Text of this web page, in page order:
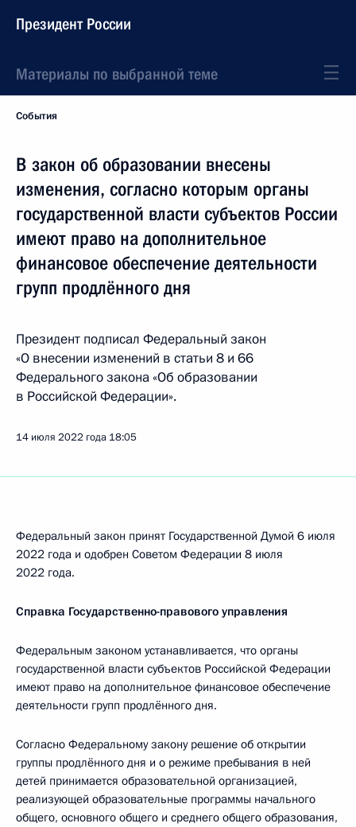
Президент России
Материалы по выбранной теме
События
В закон об образовании внесены
изменения, согласно которым органы
государственной власти субъектов России
имеют право на дополнительное
финансовое обеспечение деятельности
групп продлённого дня
Президент подписал Федеральный закон
«О внесении изменений в статьи 8 и 66
Федерального закона «Об образовании
в Российской Федерации».
14 июля 2022 года 18:05
Федеральный закон принят Государственной Думой 6 июля
2022 года и одобрен Советом Федерации 8 июля
2022 года.
Справка Государственно-правового управления
Федеральным законом устанавливается, что органы
государственной власти субъектов Российской Федерации
имеют право на дополнительное финансовое обеспечение
деятельности групп продлённого дня.
Согласно Федеральному закону решение об открытии
группы продлённого дня и о режиме пребывания в ней
детей принимается образовательной организацией,
реализующей образовательные программы начального
общего, основного общего и среднего общего образования,